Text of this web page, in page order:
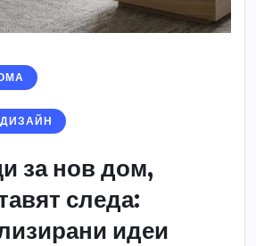
за нов дом,
следа:
идеи